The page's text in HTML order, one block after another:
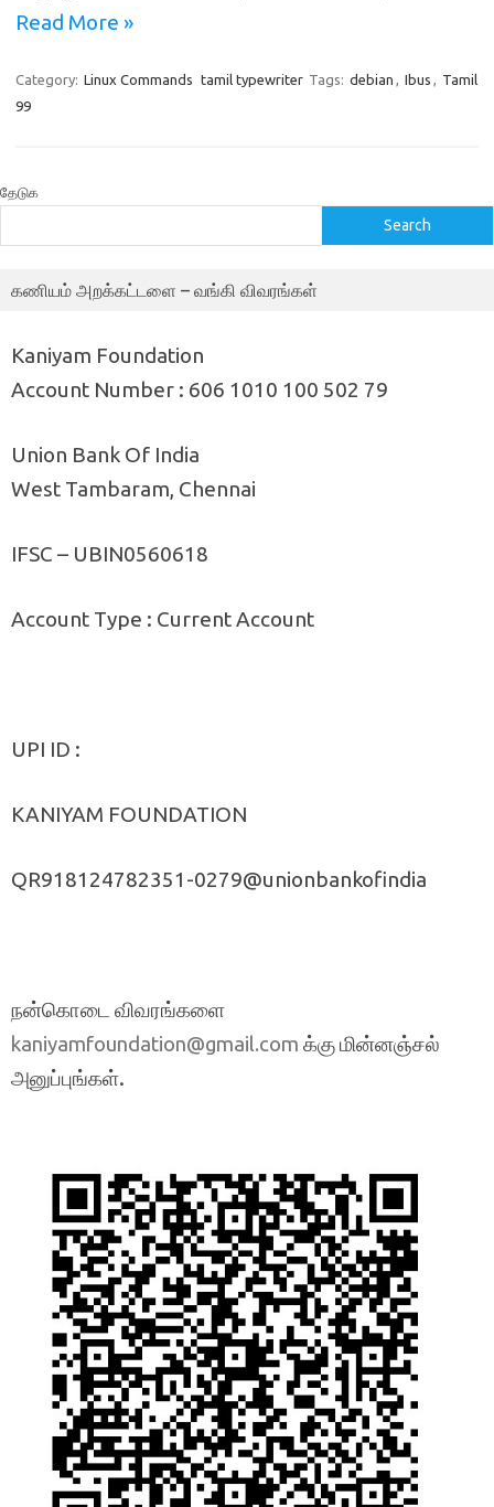
Read More »
Category: Linux Commands tamil typewriter Tags: debian , Ibus , Tamil
99
தேடுக
Search
கணியம் அறக்கட்டளை – வங்கி விவரங்கள்
Kaniyam Foundation
Account Number : 606 1010 100 502 79
Union Bank Of India
West Tambaram, Chennai
IFSC – UBIN0560618
Account Type : Current Account
UPI ID :
KANIYAM FOUNDATION
QR918124782351-0279@unionbankofindia
நன்கொடை விவரங்களை
kaniyamfoundation@gmail.com க்கு மின்னஞ்சல்
அனுப்புங்கள்.